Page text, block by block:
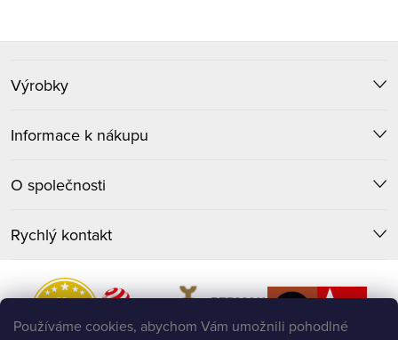
Používáme cookies, abychom Vám umožnili pohodlné
á
p
a
Výrobky
Informace k nákupu
O společnosti
Rychlý kontakt